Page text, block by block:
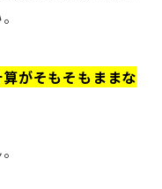
がそもそもままな